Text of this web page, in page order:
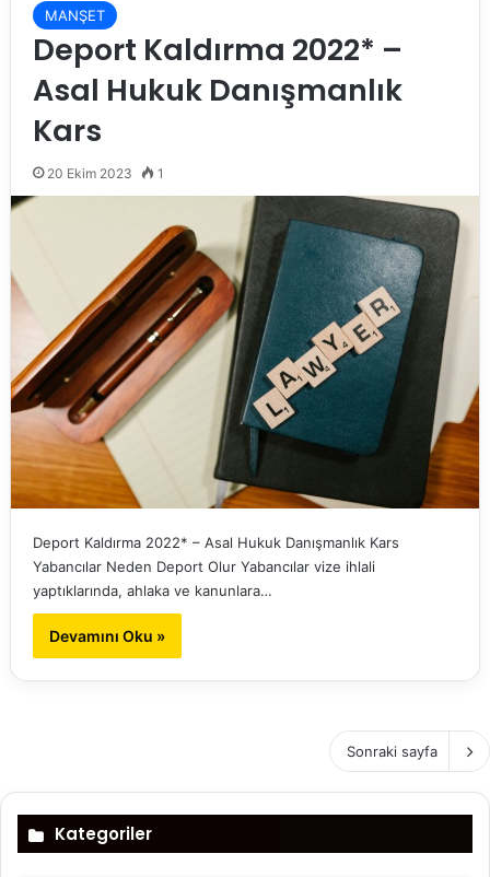
MANŞET
Deport Kaldırma 2022* –
Asal Hukuk Danışmanlık
Kars
20 Ekim 2023 1
Deport Kaldırma 2022* – Asal Hukuk Danışmanlık Kars
Yabancılar Neden Deport Olur Yabancılar vize ihlali
yaptıklarında, ahlaka ve kanunlara…
Devamını Oku »
Sonraki sayfa
Kategoriler